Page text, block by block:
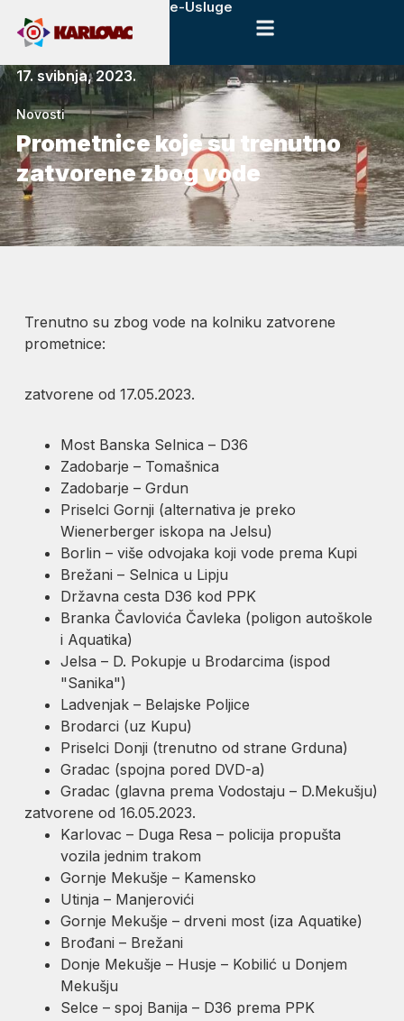
e-Usluge
17. svibnja, 2023.
Novosti
Prometnice koje su trenutno
zatvorene zbog vode
Trenutno su zbog vode na kolniku zatvorene
prometnice:
zatvorene od 17.05.2023.
Most Banska Selnica – D36
Zadobarje – Tomašnica
Zadobarje – Grdun
Priselci Gornji (alternativa je preko
Wienerberger iskopa na Jelsu)
Borlin – više odvojaka koji vode prema Kupi
Brežani – Selnica u Lipju
Državna cesta D36 kod PPK
Branka Čavlovića Čavleka (poligon autoškole
i Aquatika)
Jelsa – D. Pokupje u Brodarcima (ispod
"Sanika")
Ladvenjak – Belajske Poljice
Brodarci (uz Kupu)
Priselci Donji (trenutno od strane Grduna)
Gradac (spojna pored DVD-a)
Gradac (glavna prema Vodostaju – D.Mekušju)
zatvorene od 16.05.2023.
Karlovac – Duga Resa – policija propušta
vozila jednim trakom
Gornje Mekušje – Kamensko
Utinja – Manjerovići
Gornje Mekušje – drveni most (iza Aquatike)
Brođani – Brežani
Donje Mekušje – Husje – Kobilić u Donjem
Mekušju
Selce – spoj Banija – D36 prema PPK